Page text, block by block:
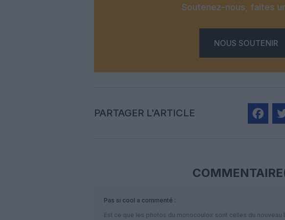
Soutenez-nous, faites
NOUS SOUTENIR
PARTAGER L'ARTICLE
Pas si cool a commenté :
Est ce que les photos du monocouloir sont celles du nouveau